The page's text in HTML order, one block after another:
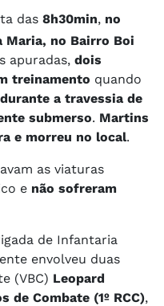
das 8h30min, no
Maria, no Bairro Boi
apuradas, dois
treinamento quando
a travessia de
submerso. Martins
e morreu no local.
as viaturas
e não sofreram
de Infantaria
envolveu duas
(VBC) Leopard
de Combate (1º RCC),